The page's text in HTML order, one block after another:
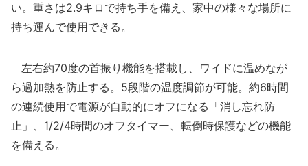
い。重さは2.9キロで持ち手を備え、家中の様々な場所に
持ち運んで使用できる。
左右約70度の首振り機能を搭載し、ワイドに温めなが
ら過加熱を防止する。5段階の温度調節が可能。約6時間
の連続使用で電源が自動的にオフになる「消し忘れ防
止」、1/2/4時間のオフタイマー、転倒時保護などの機能
を備える。